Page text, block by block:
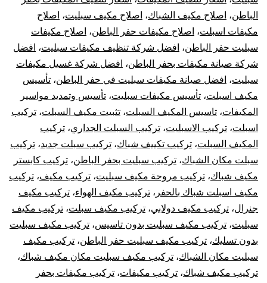
الباطن
سبليت
مركزي
دولابي
شباك
كونسيلد
الباطن، اصلاح مكيف الشباك، اصلاح مكيف سبليت، اصلاح
مكيفات اسبلت، اصلاح مكيفات حفر الباطن، اصلاح مكيفات
سبليت حفر الباطن، افضل شركة تنظيف مكيفات سبليت، افضل
شركة صيانة مكيفات بحفر الباطن، افضل شركة غسيل مكيفات
سبليت، افضل صيانة مكيفات سبليت في حفر الباطن، تأسيس
مكيف اسبلت، تأسيس مكيفات سبليت، تأسيس وتمديد مواسير
المكيفات، تاسيس المكيف السبلت، تثبيت مكيف السبلت، تركيب
اسبلت، تركيب الاسبليت، تركيب السبلت الجداري، تركيب
المكيف السبلت، تركيب تكييف شباك، تركيب سبلت جديد، تركيب
سبلت مكان الشباك، تركيب سبليت بحفر الباطن، تركيب كابستر
مكيف شباك، تركيب مروحة مكيف سبليت، تركيب مكيف، تركيب
مكيف اسبلت شباك بالحفر ، تركيب مكيف الهواء، تركيب مكيف
جنرال، تركيب مكيف دولابي، تركيب مكيف سبلت، تركيب مكيف
سبليت، تركيب مكيف سبليت بدون تاسيس، تركيب مكيف سبليت
بدون تسليك، تركيب مكيف سبليت حفر الباطن، تركيب مكيف
سبليت مكان الشباك، تركيب مكيف سبليت مكان مكيف شباك،
تركيب مكيف شباك، تركيب مكيفات، تركيب مكيفات بحفر